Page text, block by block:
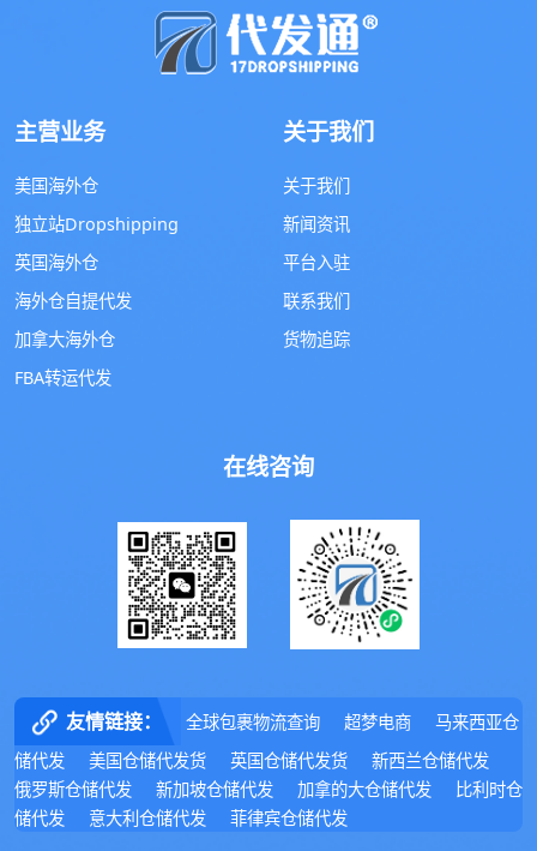
主营业务
美国海外仓
独立站Dropshipping
英国海外仓
海外仓自提代发
加拿大海外仓
FBA转运代发
关于我们
关于我们
新闻资讯
平台入驻
联系我们
货物追踪
在线咨询
友情链接： 全球包裹物流查询 超梦电商
马来西亚仓
储代发
美国仓储代发货 英国仓储代发货
新西兰仓储代发
俄罗斯仓储代发
新加坡仓储代发 加拿的大仓储代发
比利时仓
储代发
意大利仓储代发 菲律宾仓储代发